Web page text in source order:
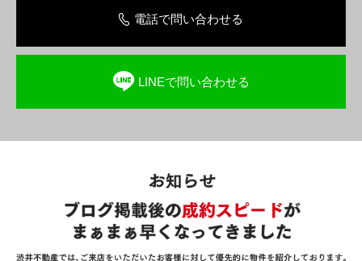
電話で問い合わせる
LINEで問い合わせる